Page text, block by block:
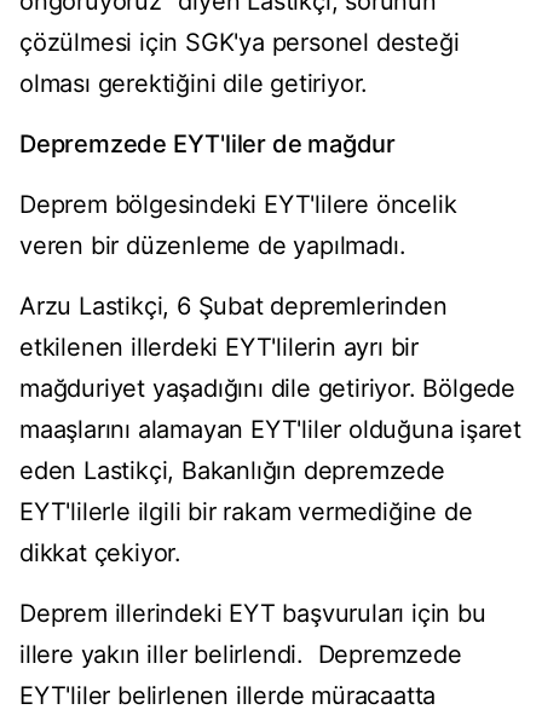
çözülmesi için SGK'ya personel desteği
olması gerektiğini dile getiriyor.
Depremzede EYT'liler de mağdur
Deprem bölgesindeki EYT'lilere öncelik
veren bir düzenleme de yapılmadı.
Arzu Lastikçi, 6 Şubat depremlerinden
etkilenen illerdeki EYT'lilerin ayrı bir
mağduriyet yaşadığını dile getiriyor. Bölgede
maaşlarını alamayan EYT'liler olduğuna işaret
eden Lastikçi, Bakanlığın depremzede
EYT'lilerle ilgili bir rakam vermediğine de
dikkat çekiyor.
Deprem illerindeki EYT başvuruları için bu
illere yakın iller belirlendi. Depremzede
EYT'liler belirlenen illerde müracaatta